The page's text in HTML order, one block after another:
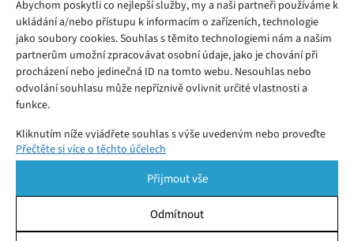
Abychom poskytli co nejlepší služby, my a naši partneři používáme k
ukládání a/nebo přístupu k informacím o zařízeních, technologie
jako soubory cookies. Souhlas s těmito technologiemi nám a našim
partnerům umožní zpracovávat osobní údaje, jako je chování při
procházení nebo jedinečná ID na tomto webu. Nesouhlas nebo
odvolání souhlasu může nepříznivě ovlivnit určité vlastnosti a
funkce.
Kliknutím níže vyjádřete souhlas s výše uvedeným nebo proveďte
podrobnější rozhodnutí. Vaše volby budou použity pouze na tomto
pomocí přepínačů v Zásadách cookies nebo kliknutím na tlačítko
Spravovat souhlas ve spodní části obrazovky.
Přečtěte si více o těchto účelech
Přijmout vše
Odmítnout
načerpáte energii z široké škály adaptérů. Menší nevýhodu
představuje absence bezdrátového nabíjení, což je daň za takto
vysokou kapacitu schovanou v tenkém těle.